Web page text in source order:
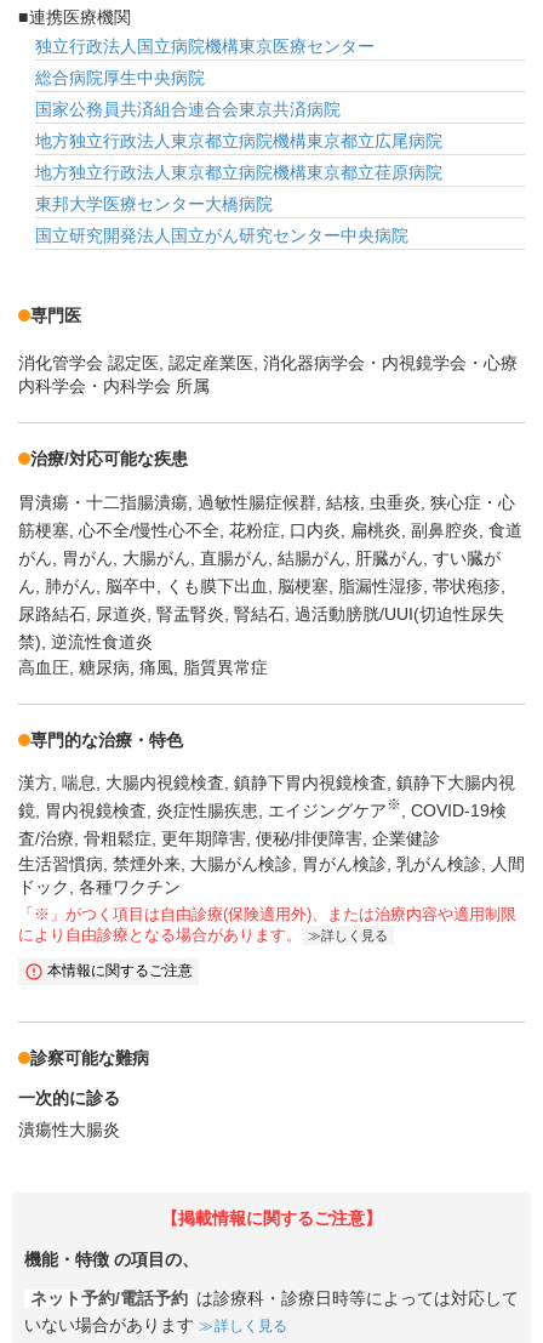
連携医療機関
独立行政法人国立病院機構東京医療センター
総合病院厚生中央病院
国家公務員共済組合連合会東京共済病院
地方独立行政法人東京都立病院機構東京都立広尾病院
地方独立行政法人東京都立病院機構東京都立荏原病院
東邦大学医療センター大橋病院
国立研究開発法人国立がん研究センター中央病院
専門医
消化管学会 認定医, 認定産業医, 消化器病学会・内視鏡学会・心療
内科学会・内科学会 所属
治療/対応可能な疾患
胃潰瘍・十二指腸潰瘍 過敏性腸症候群 結核 虫垂炎 狭心症・心
筋梗塞 心不全/慢性心不全 花粉症 口内炎 扁桃炎 副鼻腔炎 食道
がん
胃がん 大腸がん 直腸がん 結腸がん 肝臓がん すい臓が
ん
肺がん 脳卒中 くも膜下出血 脳梗塞 脂漏性湿疹 帯状疱疹
尿路結石
尿道炎 腎盂腎炎 腎結石 過活動膀胱/UUI(切迫性尿失
禁) 逆流性食道炎
高血圧, 糖尿病, 痛風, 脂質異常症
専門的な治療・特色
漢方 喘息 大腸内視鏡検査 鎮静下胃内視鏡検査 鎮静下大腸内視
鏡
胃内視鏡検査 炎症性腸疾患 エイジングケア※
COVID-19検
査/治療 骨粗鬆症 更年期障害 便秘/排便障害 企業健診
生活習慣病, 禁煙外来, 大腸がん検診, 胃がん検診, 乳がん検診, 人間
ドック, 各種ワクチン
「※」がつく項目は自由診療(保険適用外)、または治療内容や適用制限
により自由診療となる場合があります。
詳しく見る
本情報に関するご注意
診察可能な難病
一次的に診る
潰瘍性大腸炎
【掲載情報に関するご注意】
機能・特徴 の項目の、
ネット予約/電話予約 は診療科・診療日時等によっては対応して
いない場合があります
詳しく見る